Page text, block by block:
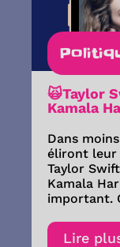
🙀Taylor
Kamala
Dans
éliront leur
Taylor
Kamala
important.
Lire